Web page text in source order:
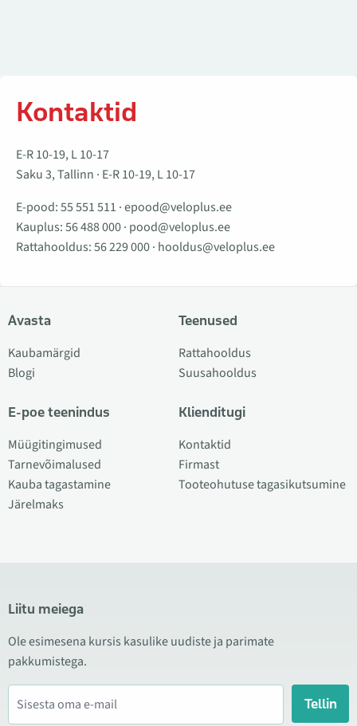
Kontaktid
E-R 10-19, L 10-17
Saku 3, Tallinn · E-R 10-19, L 10-17
E-pood:55 551 511 ·epood@veloplus.ee
Kauplus:56 488 000· pood@veloplus.ee
Rattahooldus:56 229 000· hooldus@veloplus.ee
Avasta
Kaubamärgid
Blogi
E-poe teenindus
Müügitingimused
Tarnevõimalused
Kauba tagastamine
Järelmaks
Teenused
Rattahooldus
Suusahooldus
Klienditugi
Kontaktid
Firmast
Tooteohutuse tagasikutsumine
Liitu meiega
Ole esimesena kursis kasulike uudiste ja parimate
pakkumistega.
Tellin